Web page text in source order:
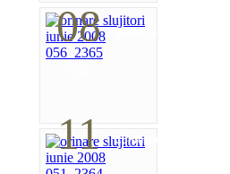
08
11 Conferință pastorală